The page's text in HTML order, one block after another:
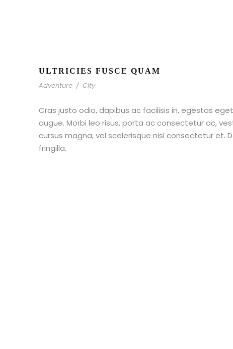
ULTRICIES FUSCE QUAM
Adventure / City
Cras justo odio, dapibus ac facilisis in, egestas
augue. Morbi leo risus, porta ac consectetur ac,
cursus magna, vel scelerisque nisl consectetur et.
fringilla.